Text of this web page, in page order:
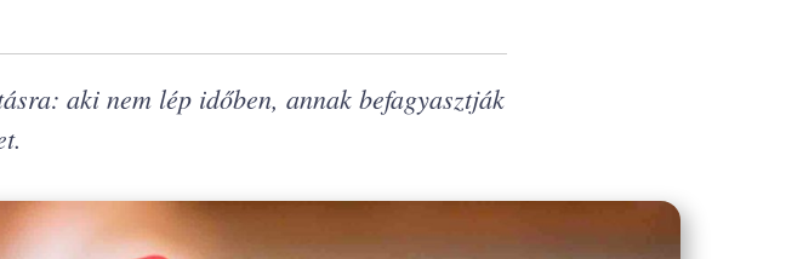
aki nem lép időben, annak befagyasztják